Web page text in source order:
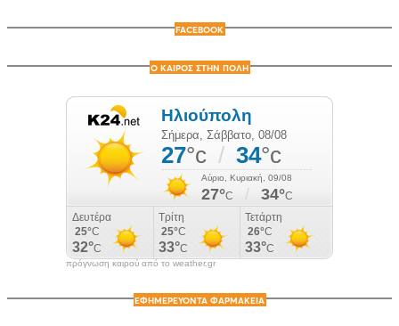
FACEBOOK
Ο ΚΑΙΡΟΣ ΣΤΗΝ ΠΟΛΗ
πρόγνωση καιρού από το weather.gr
ΕΦΗΜΕΡΕΥΟΝΤΑ ΦΑΡΜΑΚΕΙΑ